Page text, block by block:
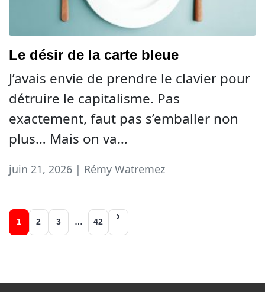
Le désir de la carte bleue
J’avais envie de prendre le clavier pour
détruire le capitalisme. Pas
exactement, faut pas s’emballer non
plus… Mais on va…
juin 21, 2026 | Rémy Watremez
Navigation
des
1 2 3 … 42